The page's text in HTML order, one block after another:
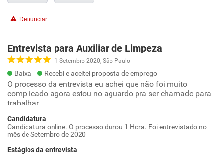
Denunciar
Entrevista para Auxiliar de Limpeza
1 Setembro 2020, São Paulo
Baixa Recebi e aceitei proposta de emprego
O processo da entrevista eu achei que não foi muito
complicado agora estou no aguardo pra ser chamado para
trabalhar
Candidatura
Candidatura online. O processo durou 1 Hora. Foi entrevistado no
mês de Setembro de 2020
Estágios da entrevista